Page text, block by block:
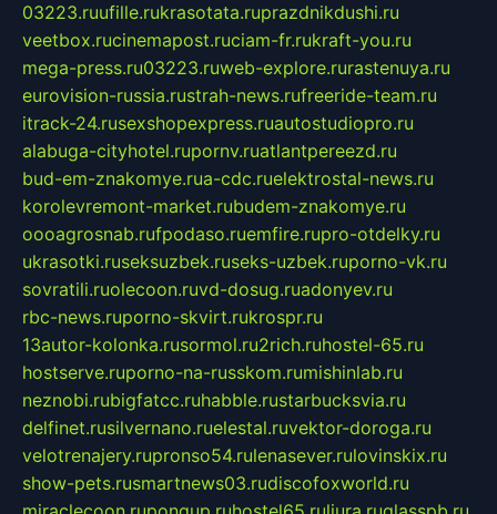
03223.ruufille.rukrasotata.ruprazdnikdushi.ru
veetbox.rucinemapost.ruciam-fr.rukraft-you.ru
mega-press.ru03223.ruweb-explore.rurastenuya.ru
eurovision-russia.rustrah-news.rufreeride-team.ru
itrack-24.rusexshopexpress.ruautostudiopro.ru
alabuga-cityhotel.rupornv.ruatlantpereezd.ru
bud-em-znakomye.rua-cdc.ruelektrostal-news.ru
korolevremont-market.rubudem-znakomye.ru
oooagrosnab.rufpodaso.ruemfire.rupro-otdelky.ru
ukrasotki.ruseksuzbek.ruseks-uzbek.ruporno-vk.ru
sovratili.ruolecoon.ruvd-dosug.ruadonyev.ru
rbc-news.ruporno-skvirt.rukrospr.ru
13autor-kolonka.rusormol.ru2rich.ruhostel-65.ru
hostserve.ruporno-na-russkom.rumishinlab.ru
neznobi.rubigfatcc.ruhabble.rustarbucksvia.ru
delfinet.rusilvernano.ruelestal.ruvektor-doroga.ru
velotrenajery.rupronso54.rulenasever.rulovinskix.ru
show-pets.rusmartnews03.rudiscofoxworld.ru